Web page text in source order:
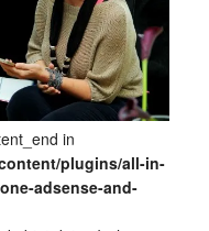
in
plugins/all-in-
adsense-and-